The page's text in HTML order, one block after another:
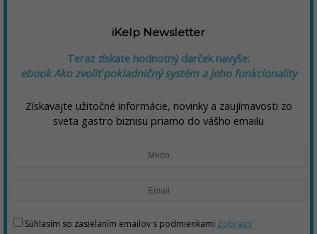
iKelp Newsletter
Teraz získate hodnotný darček navyše:
ebook Ako zvoliť pokladničný systém a jeho funkcionality
Získavajte užitočné informácie, novinky a zaujímavosti zo
sveta gastro biznisu priamo do vášho emailu
Súhlasím so zasielaním emailov s podmienkami Zobraziť